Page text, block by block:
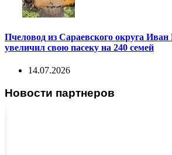
Пчеловод из Сараевского округа Иван
увеличил свою пасеку на 240 семей
14.07.2026
Новости партнеров